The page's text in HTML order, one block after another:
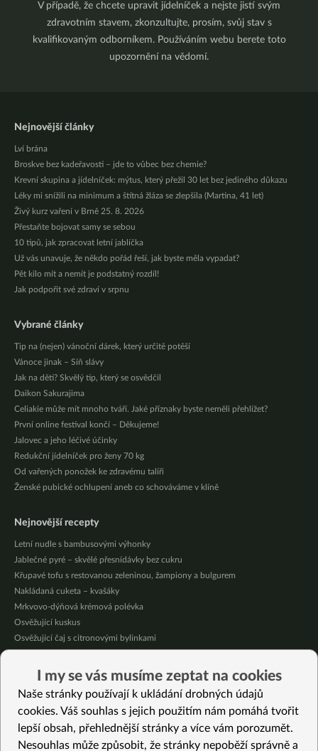
V případě, že chcete upravit jídelníček a nejste jistí svým
zdravotním stavem, zkonzultujte, prosím, svůj stav s
kvalifikovaným odborníkem. Používáním webu berete toto
upozornění na vědomí.
Nejnovější články
Lví brána
Broskve bez kadeřavosti – jde to vůbec bez chemie?
Krevní skupina a jídelníček: mýtus, který přežil 30 let bez jediného důkazu
Léky mi snížili na minimum a štítná žláza se zlepšila (Martina, 41 let)
Živý kurz vaření v Brně 25. 8. 2026
Přestaňte bojovat samy se sebou
10 tipů, jak zpracovat letní jablíčka
Už vás unavuje, že někdo pořád řeší, jak byste měla vypadat?
Pět kilo mít a nemít je podstatný rozdíl!
Jak podpořit své zdraví v srpnu
Vybrané články
Tip na (nejen) vánoční dárek, který určitě potěší
Vánoce jinak – Síň slávy
Jak na děti? Skvělý tip, který se osvědčil
Daikon Sakurajima
Celiakie může mít mnoho tváří. Jaké příznaky byste neměli přehlížet?
První online festival končí – Děkujeme!
Jalovec a jeho léčivé účinky
Redukční jídelníček pro ženy 70 kg
Od vařených ponožek ke zdravému talíři
Ženské pubické ochlupení aneb co schováváme v klíně
Nejnovější recepty
Letní nudle s bambusovými výhonky
Jablečné pyré – skvělé přesnídávky bez cukru
Křupavé tofu s restovanou zeleninou, žampiony a bulgurem
Nakládaná cuketa – kvašáky
Mrkvovo-dýňová krémová polévka
Osvěžující kuskus
Osvěžující čaj s citronovými bylinkami
Čokoládové muffiny s mangovým krémem
Meruňky a jablka v citrónovém želé
Zelený talíř
I my se vás musíme zeptat na cookies
Naše stránky používají k ukládání drobných údajů
cookies. Váš souhlas s jejich použitím nám pomáhá tvořit
lepší obsah, přehlednější stránky a více vám porozumět.
Nesouhlas může způsobit, že stránky nepoběží správně a